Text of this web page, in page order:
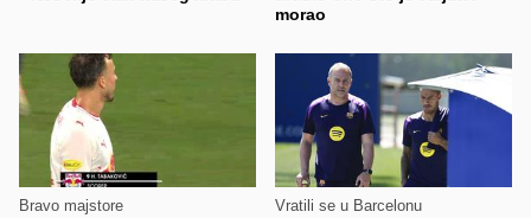
morao
Bravo majstore Vratili se u Barcelonu